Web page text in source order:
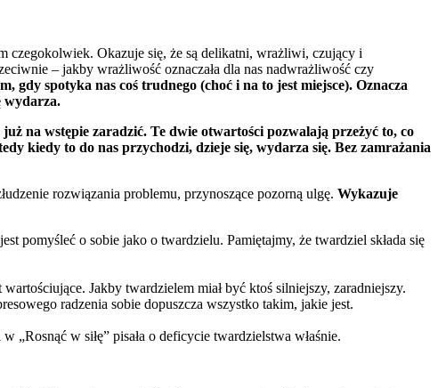
czegokolwiek. Okazuje się, że są delikatni, wrażliwi, czujący i
– jakby wrażliwość oznaczała dla nas nadwrażliwość czy
gdy spotyka nas coś trudnego (choć i na to jest miejsce). Oznacza
wydarza.
na wstępie zaradzić. Te dwie otwartości pozwalają przeżyć to, co
kiedy to do nas przychodzi, dzieje się, wydarza się. Bez zamrażania
rozwiązania problemu, przynoszące pozorną ulgę. Wykazuje
pomyśleć o sobie jako o twardzielu. Pamiętajmy, że twardziel składa się
Jakby twardzielem miał być ktoś silniejszy, zaradniejszy.
radzenia sobie dopuszcza wszystko takim, jakie jest.
„Rosnąć w siłę” pisała o deficycie twardzielstwa właśnie.